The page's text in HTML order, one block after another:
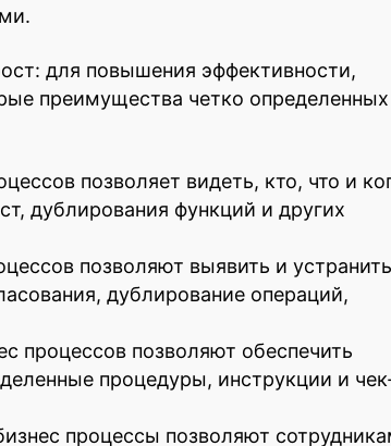
для повышения эффективности,
преимущества четко
позволяет видеть, кто, что и
дублирования функций и других
позволяют выявить и устранить
дублирование операций,
процессов позволяют обеспечить
процедуры, инструкции и
процессы позволяют